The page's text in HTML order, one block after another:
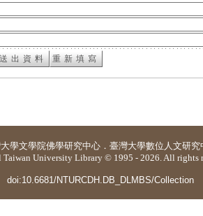
學文學院佛學研究中心 ． 臺灣大學數位人文研究
Taiwan University Library © 1995 - 2026. All rights
doi:10.6681/NTURCDH.DB_DLMBS/Collection